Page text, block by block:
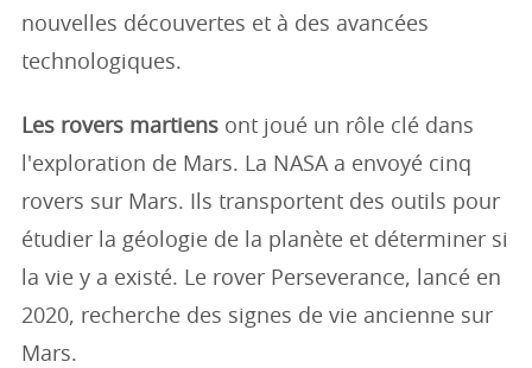
nouvelles découvertes et à des avancées
technologiques.
Les rovers martiens ont joué un rôle clé dans
l'exploration de Mars. La NASA a envoyé cinq
rovers sur Mars. Ils transportent des outils pour
étudier la géologie de la planète et déterminer si
la vie y a existé. Le rover Perseverance, lancé en
2020, recherche des signes de vie ancienne sur
Mars.